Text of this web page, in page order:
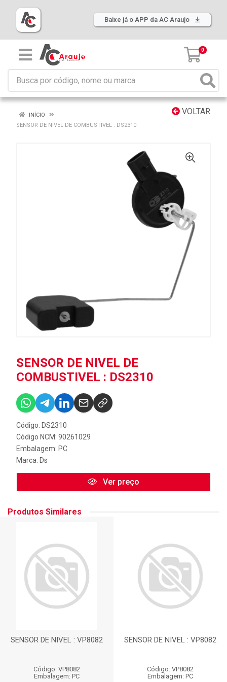
Baixe já o APP da AC Araujo
0
VOLTAR
INÍCIO
SENSOR DE NIVEL DE COMBUSTIVEL : DS2310
SENSOR DE NIVEL DE
COMBUSTIVEL : DS2310
Código: DS2310
Código NCM: 90261029
Embalagem: PC
Marca: Ds
Ver preço
Produtos Similares
SENSOR DE NIVEL : VP8082
Código: VP8082
Embalagem: PC
SENSOR DE NIVEL : VP8082
Código: VP8082
Embalagem: PC